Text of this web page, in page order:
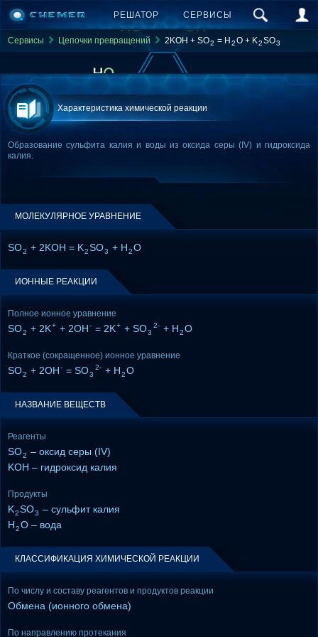
РЕШАТОР СЕРВИСЫ
Сервисы Цепочки превращений 2KOH + SO2 = H 2O + K2SO3
Характеристика химической реакции
Образование сульфита калия и воды из оксида серы (IV) и гидроксида
калия.
МОЛЕКУЛЯРНОЕ УРАВНЕНИЕ
SO2 + 2KOH = K2SO3 + H2O
ИОННЫЕ РЕАКЦИИ
Полное ионное уравнение
SO2 + 2K+ + 2OH- = 2K+ + SO3
2- + H2O
Краткое (сокращенное) ионное уравнение
SO2 + 2OH- = SO3
2- + H2O
НАЗВАНИЕ ВЕЩЕСТВ
Реагенты
SO2 – оксид серы (IV)
KOH – гидроксид калия
Продукты
K2SO3 – сульфит калия
H2O – вода
КЛАССИФИКАЦИЯ ХИМИЧЕСКОЙ РЕАКЦИИ
По числу и составу реагентов и продуктов реакции
Обмена (ионного обмена)
По направлению протекания